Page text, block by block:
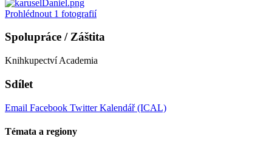
Prohlédnout 1 fotografií
Spolupráce / Záštita
Knihkupectví Academia
Sdílet
Email Facebook TwitterKalendář (ICAL)
Témata a regiony